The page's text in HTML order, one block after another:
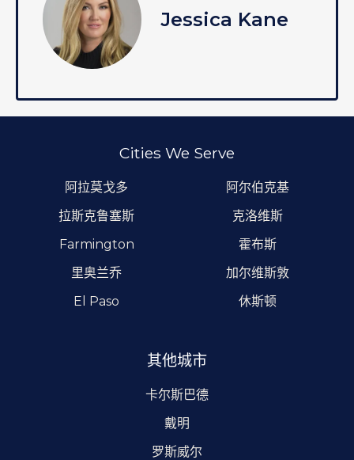
Jessica Kane
Cities We Serve
阿拉莫戈多
阿尔伯克基
拉斯克鲁塞斯
克洛维斯
Farmington
霍布斯
里奥兰乔
加尔维斯敦
El Paso
休斯顿
其他城市
卡尔斯巴德
戴明
罗斯威尔